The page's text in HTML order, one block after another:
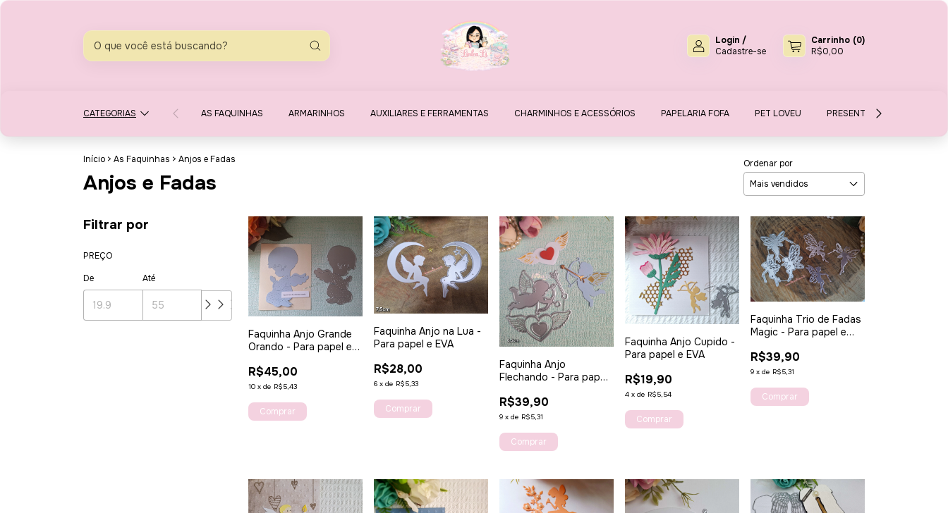
Login /
Cadastre-se
Carrinho (0)
R$0,00
CATEGORIAS AS FAQUINHAS ARMARINHOS AUXILIARES E FERRAMENTAS CHARMINHOS E ACESSÓRIOS PAPELARIA FOFA PET LOVEU PRESENTES E MIMOS
Início > As Faquinhas > Anjos e Fadas
Anjos e Fadas
Ordenar por
Filtrar por
PREÇO
De
Até
Faquinha Anjo Grande
Orando - Para papel e
R$45,00
10 xde R$5,43
Faquinha Anjo na Lua -
Para papel e EVA
R$28,00
6 xde R$5,33
Faquinha Anjo
Flechando - Para papel
R$39,90
9 xde R$5,31
Faquinha Anjo Cupido -
Para papel e EVA
R$19,90
4 xde R$5,54
Faquinha Trio de Fadas
Magic - Para papel e
R$39,90
9 xde R$5,31